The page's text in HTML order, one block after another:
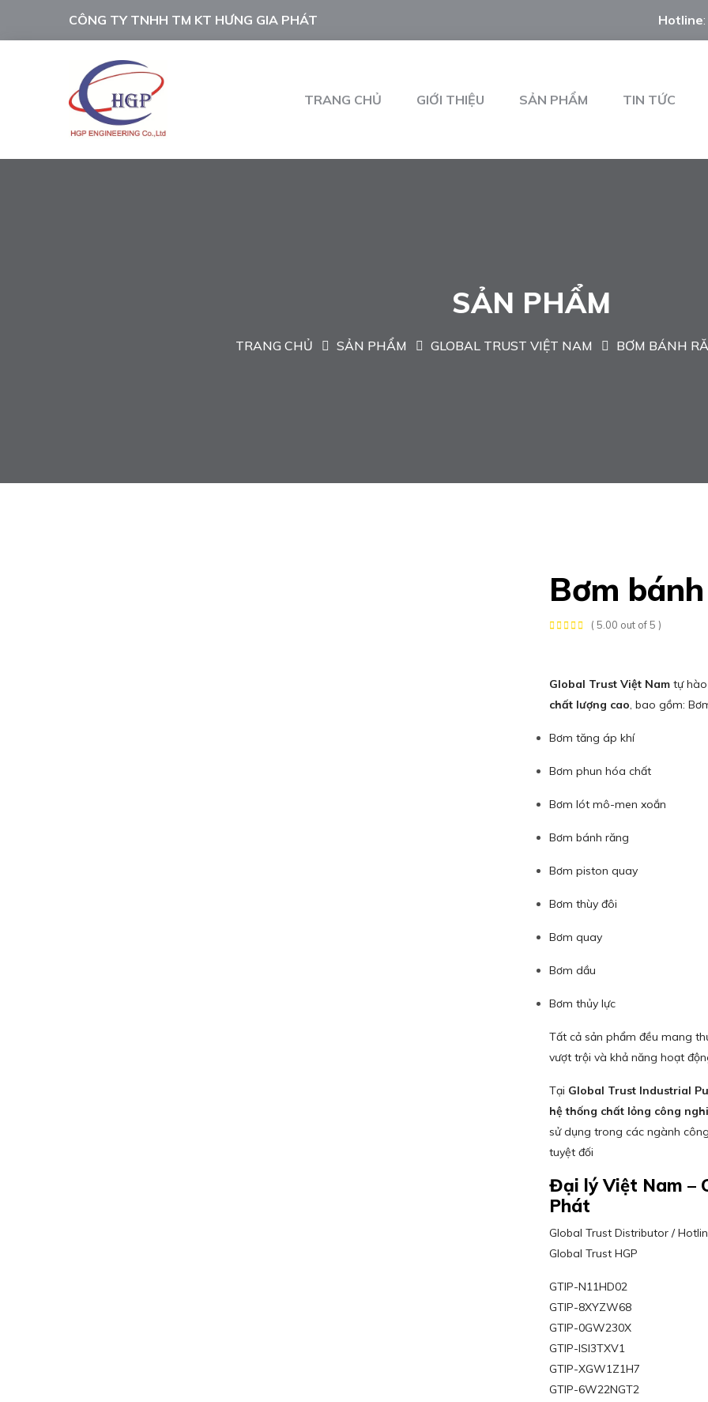
CÔNG TY TNHH TM KT HƯNG GIA PHÁT Hotline:
TRANG CHỦ GIỚI THIỆU SẢN PHẨM TIN TỨC
SẢN PHẨM
TRANG CHỦ SẢN PHẨM GLOBAL TRUST VIỆT NAM BƠM BÁNH
Bơm
( 5.00 out of 5 )
Global Trust Việt Nam tự
chất lượng cao, bao gồm:
Bơm tăng áp khí
Bơm phun hóa chất
Bơm lót mô-men xoắn
Bơm bánh răng
Bơm piston quay
Bơm thùy đôi
Bơm quay
Bơm dầu
Bơm thủy lực
Tất cả sản phẩm đều mang
vượt trội và khả năng hoạt
Tại Global Trust Industrial
hệ thống chất lỏng công
sử dụng trong các ngành
tuyệt đối
Đại lý Việt Nam –
Phát
Global Trust Distributor /
Global Trust HGP
GTIP-N11HD02
GTIP-8XYZW68
GTIP-0GW230X
GTIP-ISI3TXV1
GTIP-XGW1Z1H7
GTIP-6W22NGT2